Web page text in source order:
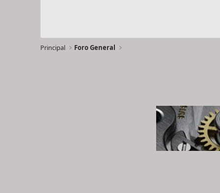
Principal Foro General